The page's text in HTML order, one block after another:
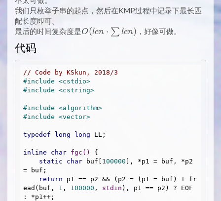
\sum
我们只枚举子串的起点，然后在KMP过程中记录下最长匹
配长度即可。
最后的时间复杂度是O(len
len)
O(len ⋅ ∑ len) ，好像可做。
代码
// Code by KSkun, 2018/3
#include <cstdio>
#include <cstring>
#include <algorithm>
#include <vector>
typedef long long LL;
inline char fgc ()
{
static
char buf[ 100000 ], *p1 = buf, *p2
= buf;
return p1 == p2 && (p2 = (p1 = buf) + fr
ead(buf, 1 , 100000 , stdin ), p1 == p2) ? EOF
: *p1++;